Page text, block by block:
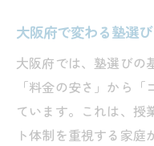
大阪府で変わる塾選
大阪府では、塾選びの
「料金の安さ」から
ています。これは、授
ト体制を重視する家